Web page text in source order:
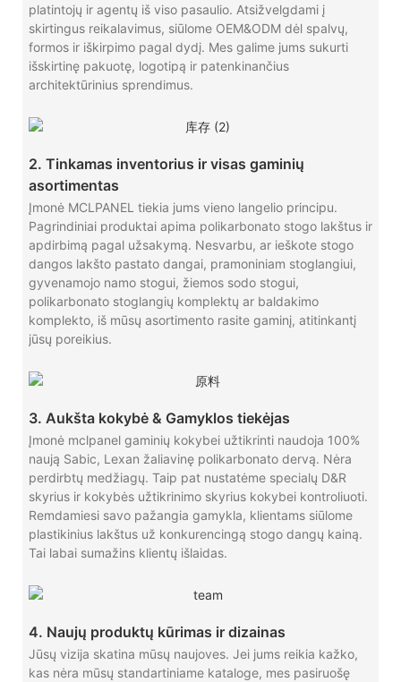
platintojų ir agentų iš viso pasaulio. Atsižvelgdami į
skirtingus reikalavimus, siūlome OEM&ODM dėl spalvų,
formos ir iškirpimo pagal dydį. Mes galime jums sukurti
išskirtinę pakuotę, logotipą ir patenkinančius
architektūrinius sprendimus.
2. Tinkamas inventorius ir visas gaminių
asortimentas
Įmonė MCLPANEL tiekia jums vieno langelio principu.
Pagrindiniai produktai apima polikarbonato stogo lakštus ir
apdirbimą pagal užsakymą. Nesvarbu, ar ieškote stogo
dangos lakšto pastato dangai, pramoniniam stoglangiui,
gyvenamojo namo stogui, žiemos sodo stogui,
polikarbonato stoglangių komplektų ar baldakimo
komplekto, iš mūsų asortimento rasite gaminį, atitinkantį
jūsų poreikius.
3. Aukšta kokybė & Gamyklos tiekėjas
Įmonė mclpanel gaminių kokybei užtikrinti naudoja 100%
naują Sabic, Lexan žaliavinę polikarbonato dervą. Nėra
perdirbtų medžiagų. Taip pat nustatėme specialų D&R
skyrius ir kokybės užtikrinimo skyrius kokybei kontroliuoti.
Remdamiesi savo pažangia gamykla, klientams siūlome
plastikinius lakštus už konkurencingą stogo dangų kainą.
Tai labai sumažins klientų išlaidas.
4. Naujų produktų kūrimas ir dizainas
Jūsų vizija skatina mūsų naujoves. Jei jums reikia kažko,
kas nėra mūsų standartiniame kataloge, mes pasiruošę